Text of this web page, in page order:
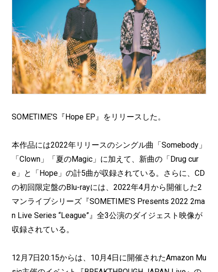
SOMETIME’S『Hope EP』をリリースした。
本作品には2022年リリースのシングル曲「Somebody」
「Clown」「夏のMagic」に加えて、新曲の「Drug cur
e」と「Hope」の計5曲が収録されている。さらに、CD
の初回限定盤のBlu-rayには、2022年4月から開催した2
マンライブシリーズ『SOMETIME’S Presents 2022 2ma
n Live Series “League”』全3公演のダイジェスト映像が
収録されている。
12月7日20:15からは、10月4日に開催されたAmazon Mu